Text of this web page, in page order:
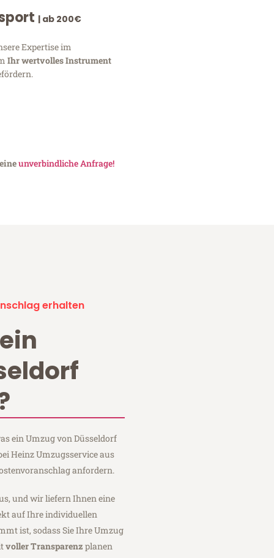
| ab 200€
Expertise im
Ihr wertvolles Instrument
unverbindliche Anfrage!
erhalten
ein Umzug von Düsseldorf
Heinz Umzugsservice aus
anfordern.
und wir liefern Ihnen eine
auf Ihre individuellen
ist, sodass Sie Ihre Umzug
voller Transparenz planen